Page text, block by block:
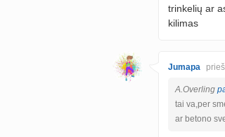
trinkelių ar
kilimas
Jumapa
A.Overling
tai va,per
ar betono